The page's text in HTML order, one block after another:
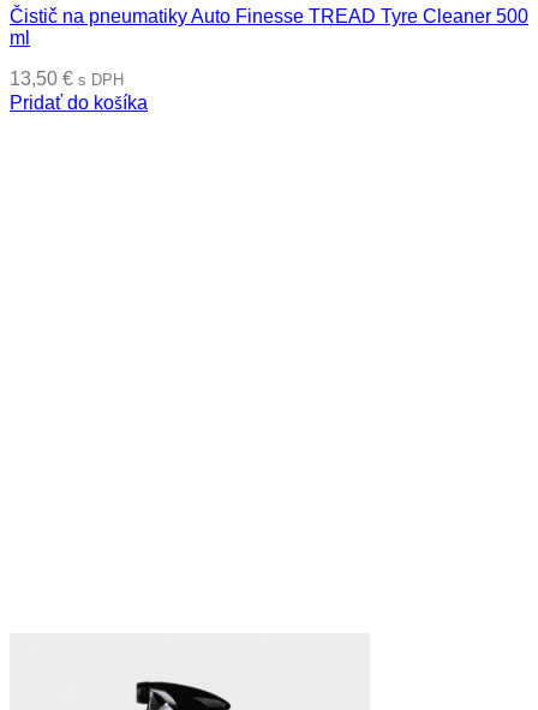
Čistič na pneumatiky Auto Finesse TREAD Tyre Cleaner 500
ml
13,50 € s DPH
Pridať do košíka